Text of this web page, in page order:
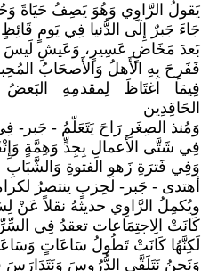
يَقولُ الرَّاوِي وَهُوَ يَصِفُ حَيَاةَ
جَاءَ جَبرٌ إِلَى الدُّنيا فِي يَومٍ
بَعدَ مَخَاضٍ عَسِيرٍ، وَعَيشِ لَيسَ
فَفَرِحَ بِهِ الأَهلُ وَالأَصحَابُ
فِيمَا اغتَاظَ لِمقدمِهِ
الحَاقِدِين
وَمُنذ الصِغَرِ رَاحَ يَتَعَلّمُ - جَبر-
فِي شَتَّى الأعمالِ بِجِدٍّ وَهِمَّةٍ
وَفِي فَترَةِ زَهوِ الفتوةِ وَالشَّبَابِ
أهتدى - جَبر- لحِزبٍ ينتصرُ
ويُكمِلُ الرَّاوِي حديثهُ نقلاً عَنْ
كَانَتْ الِاجتِمَاعات تعقدُ فِي السِّرِّ
لَكِنَّهُا كَانَتْ تَطُولُ سَاعَاتٍ
وَنَحنُ نَتَلَقَّى الدُّرُوسَ وَنَتَدَارَسَ